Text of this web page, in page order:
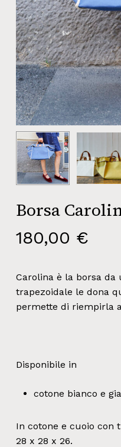
Borsa
180,00 €
Carolina è la borsa
trapezoidale le dona
permette di riempirla
Disponibile in
cotone bianco e
In cotone e cuoio con
28 x 28 x 26.